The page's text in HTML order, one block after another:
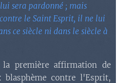
sera pardonné ; mais
le Saint Esprit, il ne lui
ce siècle ni dans le siècle à
première affirmation de
blasphème contre l'Esprit,